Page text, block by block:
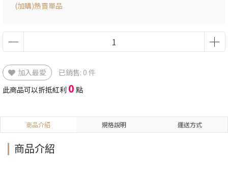
(加購)熱賣單品
加入最愛
已銷售: 0 件
此商品可以折抵紅利 0 點
商品介紹 規格說明 運送方式
商品介紹